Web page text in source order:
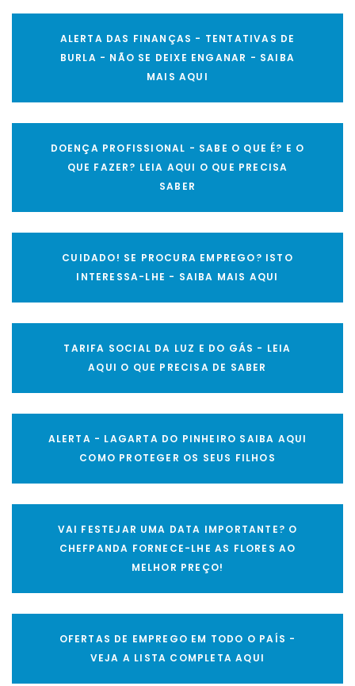
ALERTA DAS FINANÇAS - TENTATIVAS DE
BURLA - NÃO SE DEIXE ENGANAR - SAIBA
MAIS AQUI
DOENÇA PROFISSIONAL - SABE O QUE É? E O
QUE FAZER? LEIA AQUI O QUE PRECISA
SABER
CUIDADO! SE PROCURA EMPREGO? ISTO
INTERESSA-LHE - SAIBA MAIS AQUI
TARIFA SOCIAL DA LUZ E DO GÁS - LEIA
AQUI O QUE PRECISA DE SABER
ALERTA - LAGARTA DO PINHEIRO SAIBA AQUI
COMO PROTEGER OS SEUS FILHOS
VAI FESTEJAR UMA DATA IMPORTANTE? O
CHEFPANDA FORNECE-LHE AS FLORES AO
MELHOR PREÇO!
OFERTAS DE EMPREGO EM TODO O PAÍS -
VEJA A LISTA COMPLETA AQUI